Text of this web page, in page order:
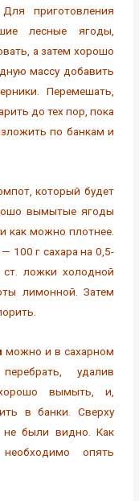
приготовления
лесные ягоды,
а затем хорошо
массу добавить
Перемешать,
до тех пор, пока
по банкам и
который будет
вымытые ягоды
как можно плотнее.
100 г сахара на 0,5-
ст. ложки холодной
лимонной. Затем
можно и в сахарном
удалив
вымыть, и,
в банки. Сверху
не были видно. Как
опять